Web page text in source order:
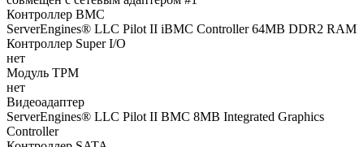
Контроллер BMC
ServerEngines® LLC Pilot II iBMC Controller 64MB DDR2 RAM
Контроллер Super I/O
нет
Модуль TPM
нет
Видеоадаптер
ServerEngines® LLC Pilot II BMC 8MB Integrated Graphics
Controller